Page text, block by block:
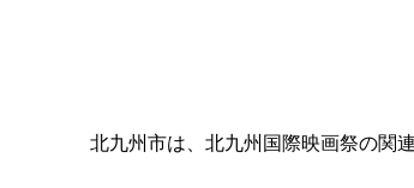
北九州市は、北九州国際映画祭の関